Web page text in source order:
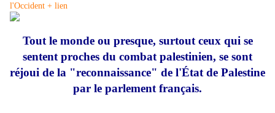
l'Occident + lien
Tout le monde ou presque, surtout ceux qui se
sentent proches du combat palestinien, se sont
réjoui de la "reconnaissance" de l'État de Palestine
par le parlement français.